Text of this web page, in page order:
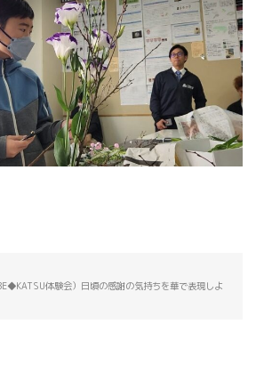
体験会）日頃の感謝の気持ちを華で表現しよ